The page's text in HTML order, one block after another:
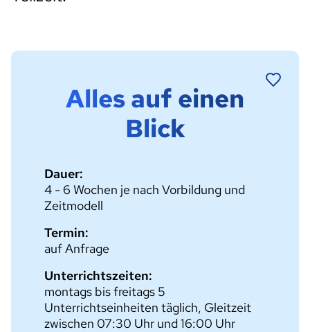
Alles auf einen
Blick
Dauer:
4 - 6 Wochen je nach Vorbildung und
Zeitmodell
Termin:
auf Anfrage
Unterrichtszeiten:
montags bis freitags 5
Unterrichtseinheiten täglich, Gleitzeit
zwischen 07:30 Uhr und 16:00 Uhr